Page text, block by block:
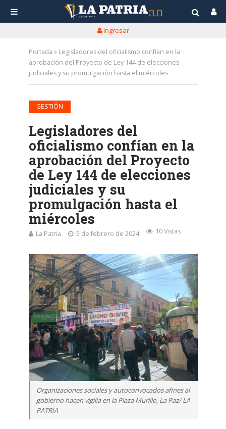
Ingresar
Portada » Legisladores del oficialismo confían en la
aprobación del Proyecto de Ley 144 de elecciones
judiciales y su promulgación hasta el miércoles
GESTIÓN
Legisladores del
oficialismo confían en la
aprobación del Proyecto
de Ley 144 de elecciones
judiciales y su
promulgación hasta el
miércoles
La Patria 5 de febrero de 2024 10 Vistas
Organizaciones sociales y autoconvocados afines al
gobierno hacen vigilia en la Plaza Murillo, La Paz/ LA
PATRIA